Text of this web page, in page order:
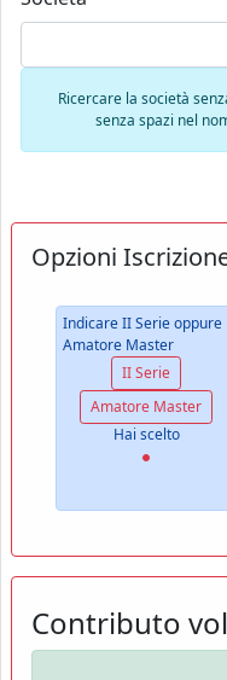
Ricercare la società
senza spazi nel
Opzioni
Indicare II Serie oppure
Amatore Master
II Serie
Amatore Master
Hai scelto
Contributo